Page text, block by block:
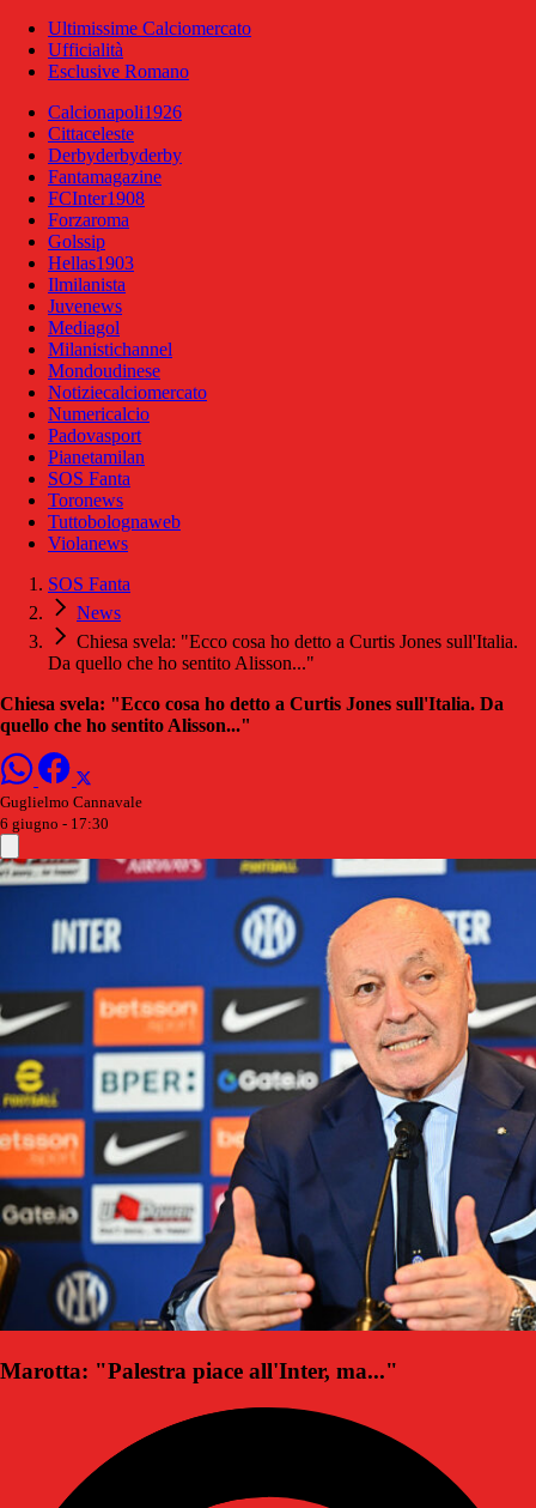
Ultimissime Calciomercato
Ufficialità
Esclusive Romano
Calcionapoli1926
Cittaceleste
Derbyderbyderby
Fantamagazine
FCInter1908
Forzaroma
Golssip
Hellas1903
Ilmilanista
Juvenews
Mediagol
Milanistichannel
Mondoudinese
Notiziecalciomercato
Numericalcio
Padovasport
Pianetamilan
SOS Fanta
Toronews
Tuttobolognaweb
Violanews
SOS Fanta
News
Chiesa svela: "Ecco cosa ho detto a Curtis Jones sull'Italia.
Da quello che ho sentito Alisson..."
Chiesa svela: "Ecco cosa ho detto a Curtis Jones sull'Italia. Da
quello che ho sentito Alisson..."
Guglielmo Cannavale
6 giugno - 17:30
Marotta: "Palestra piace all'Inter, ma..."